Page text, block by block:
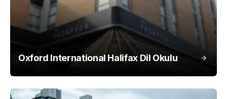
Oxford International Halifax Dil Okulu